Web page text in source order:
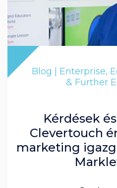
Blog | Enterprise,
& Further
Kérdések
Clevertouch
marketing